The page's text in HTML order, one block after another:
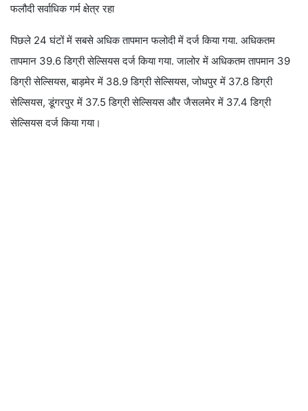
फलौदी सर्वाधिक गर्म क्षेत्र रहा
पिछले 24 घंटों में सबसे अधिक तापमान फलोदी में दर्ज किया गया. अधिकतम
तापमान 39.6 डिग्री सेल्सियस दर्ज किया गया. जालोर में अधिकतम तापमान 39
डिग्री सेल्सियस, बाड़मेर में 38.9 डिग्री सेल्सियस, जोधपुर में 37.8 डिग्री
सेल्सियस, डूंगरपुर में 37.5 डिग्री सेल्सियस और जैसलमेर में 37.4 डिग्री
सेल्सियस दर्ज किया गया।